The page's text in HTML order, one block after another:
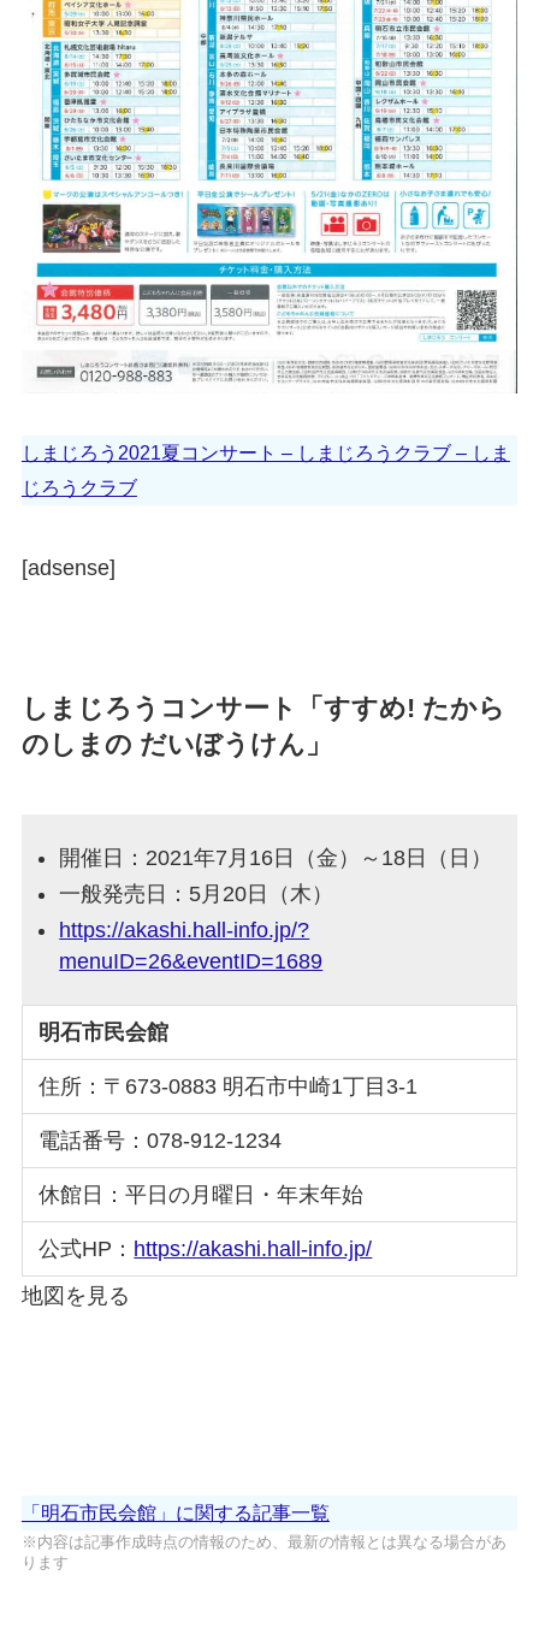
しまじろう2021夏コンサート – しまじろうクラブ – しま
じろうクラブ
[adsense]
しまじろうコンサート「すすめ! たから
のしまの だいぼうけん」
開催日：2021年7月16日（金）～18日（日）
一般発売日：5月20日（木）
https://akashi.hall-info.jp/?
menuID=26&eventID=1689
明石市民会館
住所：〒673-0883 明石市中崎1丁目3-1
電話番号：078-912-1234
休館日：平日の月曜日・年末年始
公式HP： https://akashi.hall-info.jp/
地図を見る
「明石市民会館」に関する記事一覧
※内容は記事作成時点の情報のため、最新の情報とは異なる場合があ
ります